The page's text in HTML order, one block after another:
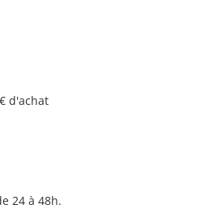
d'achat
24 à 48h.